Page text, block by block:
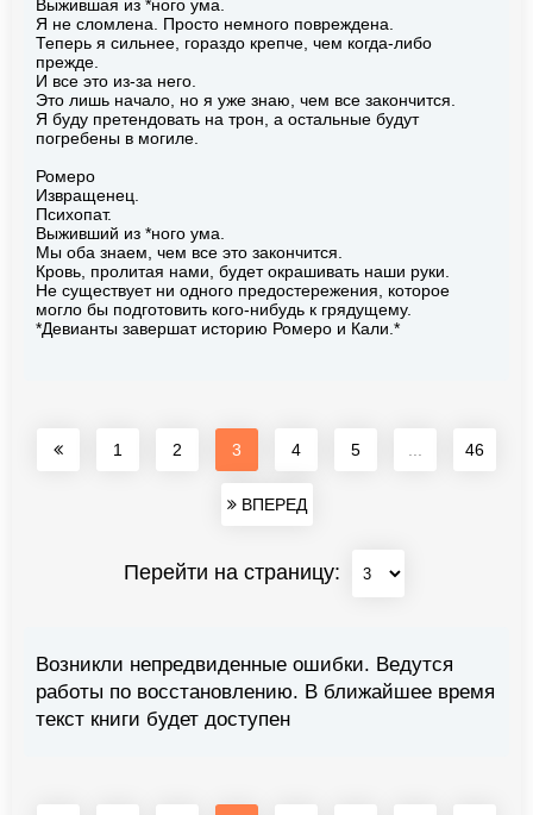
Выжившая из *ного ума.
Я не сломлена. Просто немного повреждена.
Теперь я сильнее, гораздо крепче, чем когда-либо
прежде.
И все это из-за него.
Это лишь начало, но я уже знаю, чем все закончится.
Я буду претендовать на трон, а остальные будут
погребены в могиле.
Ромеро
Извращенец.
Психопат.
Выживший из *ного ума.
Мы оба знаем, чем все это закончится.
Кровь, пролитая нами, будет окрашивать наши руки.
Не существует ни одного предостережения, которое
могло бы подготовить кого-нибудь к грядущему.
*Девианты завершат историю Ромеро и Кали.*
1 2 3 4 5 46
ВПЕРЕД
Перейти на страницу:
Возникли непредвиденные ошибки. Ведутся
работы по восстановлению. В ближайшее время
текст книги будет доступен